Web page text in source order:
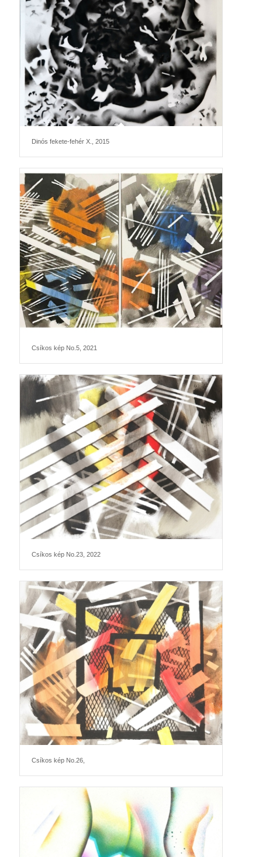
Dinós fekete-fehér X., 2015
Csíkos kép No.5, 2021
Csíkos kép No.23, 2022
Csíkos kép No.26,